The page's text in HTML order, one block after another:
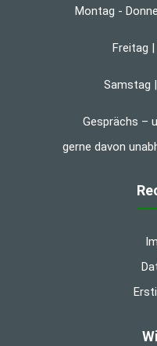
Montag -
Freitag |
Samstag
Gesprächs –
gerne davon